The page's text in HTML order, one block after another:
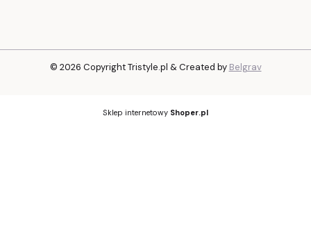
© 2026 Copyright Tristyle.pl & Created by Belgrav
Sklep internetowy Shoper.pl